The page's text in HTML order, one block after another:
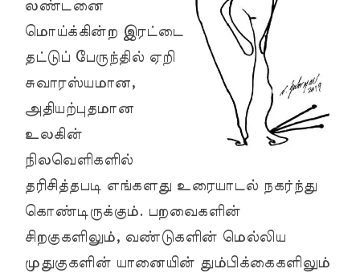
லண்டனை
மொய்க்கின்ற இரட்டை
தட்டுப் பேருந்தில் ஏறி
சுவாரஸ்யமான,
அதியற்புதமான
உலகின்
நிலவெளிகளில்
தரிசித்தபடி எங்களது உரையாடல் நகர்ந்து
கொண்டிருக்கும். பறவைகளின்
சிறகுகளிலும், வண்டுகளின் மெல்லிய
முதுகுகளின் யானையின் தும்பிக்கைகளிலும்